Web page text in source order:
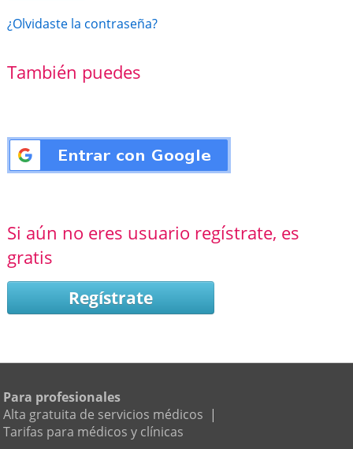
¿Olvidaste la contraseña?
También puedes
Si aún no eres usuario regístrate, es
gratis
Regístrate
Para profesionales
Alta gratuita de servicios médicos |
Tarifas para médicos y clínicas